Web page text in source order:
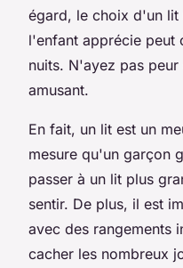
égard, le choix d'un lit
l'enfant apprécie peut
nuits. N'ayez pas
amusant.
En fait, un lit est un
mesure qu'un garçon
passer à un lit plus
sentir. De plus, il est
avec des rangements
cacher les nombreux